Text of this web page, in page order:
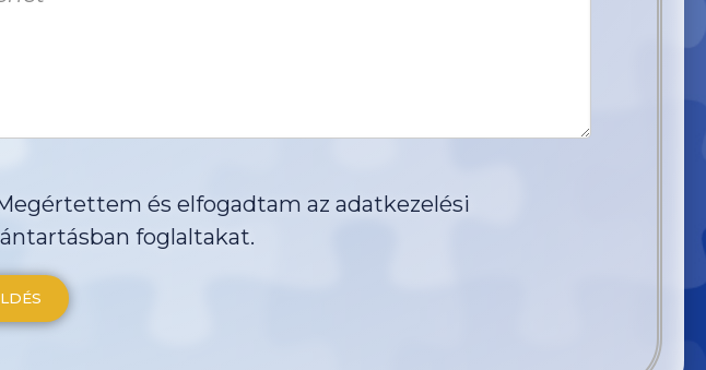
és elfogadtam az adatkezelési
foglaltakat.